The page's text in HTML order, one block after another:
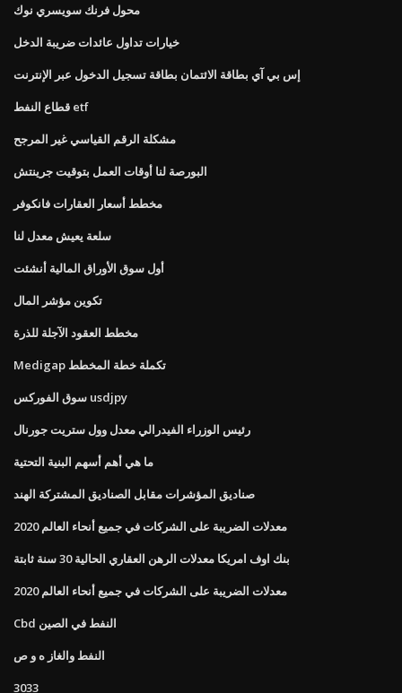
محول فرنك سويسري نوك
خيارات تداول عائدات ضريبة الدخل
إس بي آي بطاقة الائتمان بطاقة تسجيل الدخول عبر الإنترنت
قطاع النفط etf
مشكلة الرقم القياسي غير المرجح
البورصة لنا أوقات العمل بتوقيت جرينتش
مخطط أسعار العقارات فانكوفر
سلعة يعيش معدل لنا
أول سوق الأوراق المالية أنشئت
تكوين مؤشر المال
مخطط العقود الآجلة للذرة
Medigap تكملة خطة المخطط
سوق الفوركس usdjpy
رئيس الوزراء الفيدرالي معدل وول ستريت جورنال
ما هي أهم أسهم البنية التحتية
صناديق المؤشرات مقابل الصناديق المشتركة الهند
معدلات الضريبة على الشركات في جميع أنحاء العالم 2020
بنك اوف امريكا معدلات الرهن العقاري الحالية 30 سنة ثابتة
معدلات الضريبة على الشركات في جميع أنحاء العالم 2020
Cbd النفط في الصين
النفط والغاز ه و ص
3033